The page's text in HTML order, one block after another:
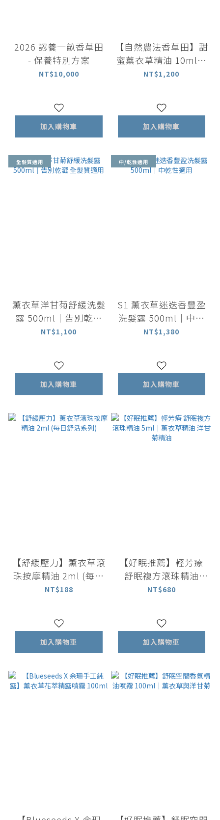
2026 認養一畝香草田
- 保養特別方案
NT$10,000
加入購物車
【自然農法香草田】甜
蜜薰衣草精油 10ml｜
百分百植物萃取精油
NT$1,200
加入購物車
全髮質適用
薰衣草洋甘菊舒緩洗髮
露 500ml｜告別乾澀
全髮質適用
NT$1,100
加入購物車
中/乾性適用
S1 薰衣草迷迭香豐盈
洗髮露 500ml｜中乾
性適用
NT$1,380
加入購物車
【舒緩壓力】薰衣草滾
珠按摩精油 2ml (每日
舒活系列)
NT$188
加入購物車
【好眠推薦】輕芳療
舒眠複方滾珠精油
5ml｜薰衣草精油 洋
NT$680
加入購物車